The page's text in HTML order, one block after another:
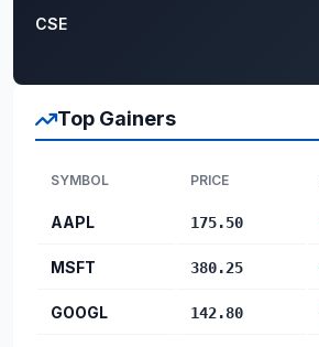
CSE
Top Gainers
SYMBOL PRICE
AAPL 175.50
MSFT 380.25
GOOGL 142.80